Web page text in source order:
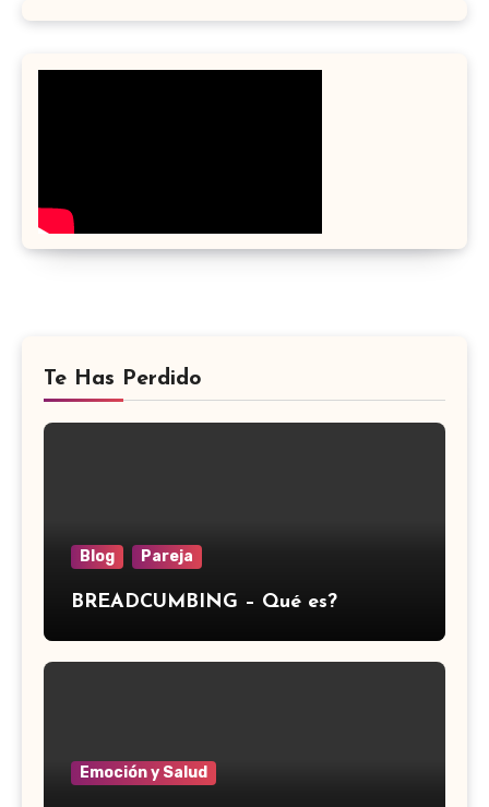
Te Has Perdido
Blog Pareja
BREADCUMBING – Qué es?
Emoción y Salud